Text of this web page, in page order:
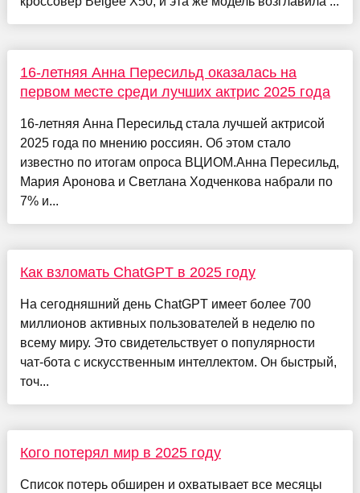
16-летняя Анна Пересильд оказалась на
первом месте среди лучших актрис 2025 года
16-летняя Анна Пересильд стала лучшей актрисой
2025 года по мнению россиян. Об этом стало
известно по итогам опроса ВЦИОМ.Анна Пересильд,
Мария Аронова и Светлана Ходченкова набрали по
7% и...
Как взломать ChatGPT в 2025 году
На сегодняшний день ChatGPT имеет более 700
миллионов активных пользователей в неделю по
всему миру. Это свидетельствует о популярности
чат-бота с искусственным интеллектом. Он быстрый,
точ...
Кого потерял мир в 2025 году
Список потерь обширен и охватывает все месяцы